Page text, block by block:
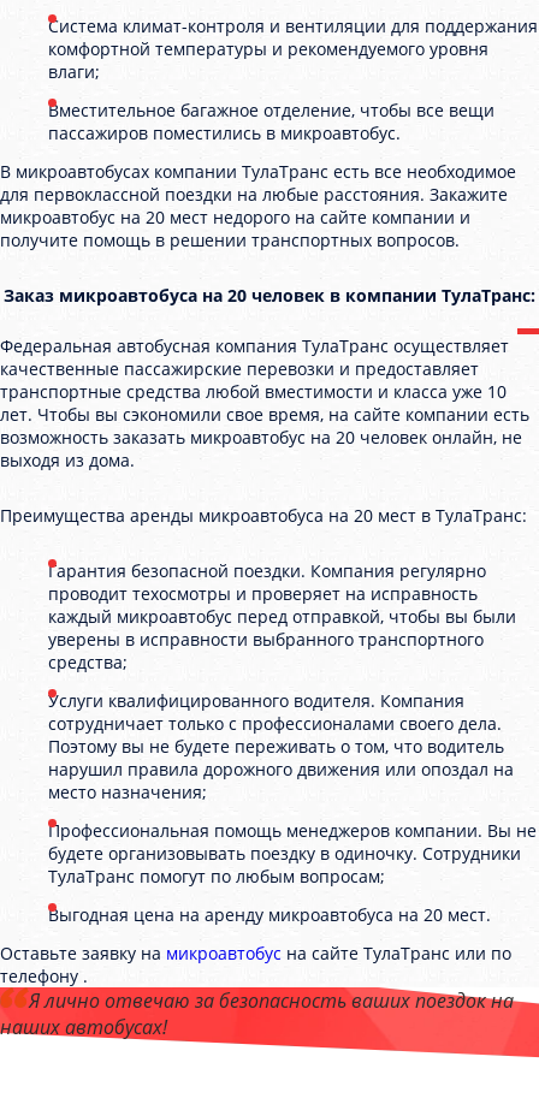
Система климат-контроля и вентиляции для поддержания
комфортной температуры и рекомендуемого уровня
влаги;
Вместительное багажное отделение, чтобы все вещи
пассажиров поместились в микроавтобус.
В микроавтобусах компании ТулаТранс есть все необходимое
для первоклассной поездки на любые расстояния. Закажите
микроавтобус на 20 мест недорого на сайте компании и
получите помощь в решении транспортных вопросов.
Заказ микроавтобуса на 20 человек в компании ТулаТранс:
Федеральная автобусная компания ТулаТранс осуществляет
качественные пассажирские перевозки и предоставляет
транспортные средства любой вместимости и класса уже 10
лет. Чтобы вы сэкономили свое время, на сайте компании есть
возможность заказать микроавтобус на 20 человек онлайн, не
выходя из дома.
Преимущества аренды микроавтобуса на 20 мест в ТулаТранс:
Гарантия безопасной поездки. Компания регулярно
проводит техосмотры и проверяет на исправность
каждый микроавтобус перед отправкой, чтобы вы были
уверены в исправности выбранного транспортного
средства;
Услуги квалифицированного водителя. Компания
сотрудничает только с профессионалами своего дела.
Поэтому вы не будете переживать о том, что водитель
нарушил правила дорожного движения или опоздал на
место назначения;
Профессиональная помощь менеджеров компании. Вы не
будете организовывать поездку в одиночку. Сотрудники
ТулаТранс помогут по любым вопросам;
Выгодная цена на аренду микроавтобуса на 20 мест.
Оставьте заявку на микроавтобус на сайте ТулаТранс или по
телефону .
Я лично отвечаю за безопасность ваших поездок на
наших автобусах!